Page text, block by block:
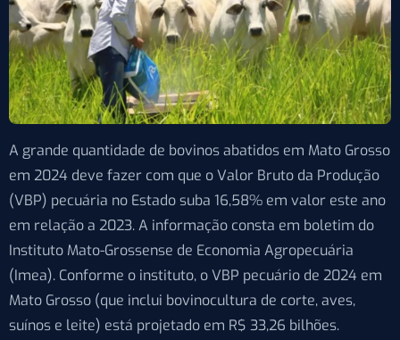
A grande quantidade de bovinos abatidos em Mato Grosso
em 2024 deve fazer com que o Valor Bruto da Produção
(VBP) pecuária no Estado suba 16,58% em valor este ano
em relação a 2023. A informação consta em boletim do
Instituto Mato-Grossense de Economia Agropecuária
(Imea). Conforme o instituto, o VBP pecuário de 2024 em
Mato Grosso (que inclui bovinocultura de corte, aves,
suínos e leite) está projetado em R$ 33,26 bilhões.